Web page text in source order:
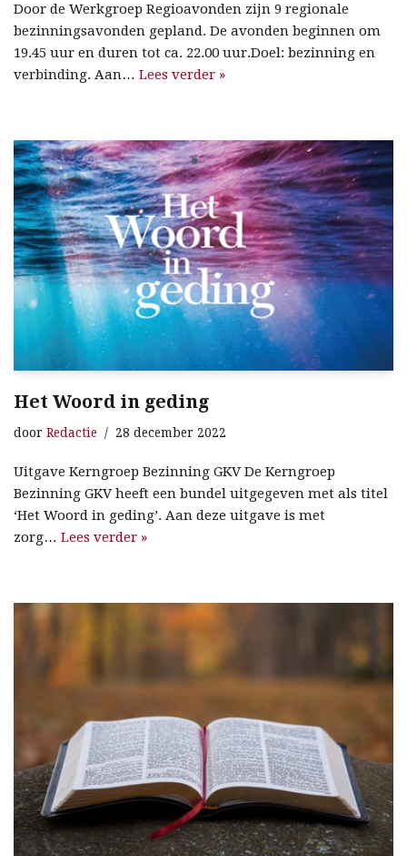
Door de Werkgroep Regioavonden zijn 9 regionale
bezinningsavonden gepland. De avonden beginnen om
19.45 uur en duren tot ca. 22.00 uur.Doel: bezinning en
verbinding. Aan… Lees verder »
Het Woord in geding
door Redactie 28 december 2022
Uitgave Kerngroep Bezinning GKV De Kerngroep
Bezinning GKV heeft een bundel uitgegeven met als titel
‘Het Woord in geding’. Aan deze uitgave is met
zorg… Lees verder »